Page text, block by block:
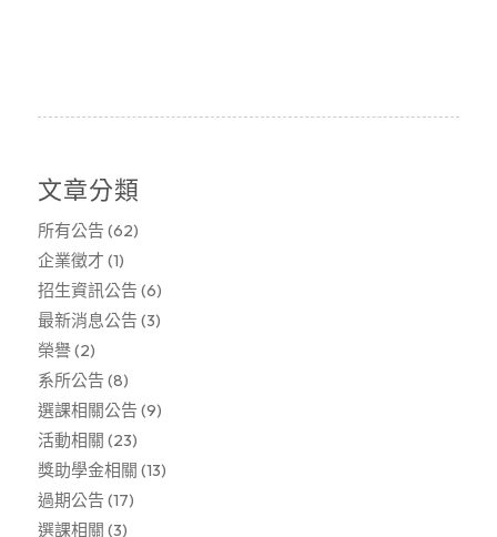
文章分類
所有公告 (62)
企業徵才 (1)
招生資訊公告 (6)
最新消息公告 (3)
榮譽(2)
系所公告 (8)
選課相關公告 (9)
活動相關 (23)
獎助學金相關 (13)
過期公告 (17)
選課相關 (3)